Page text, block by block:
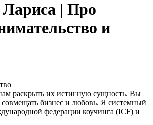
| Про
и
раскрыть их истинную сущность. Вы
совмещать бизнес и любовь. Я системный
федерации коучинга (ICF) и